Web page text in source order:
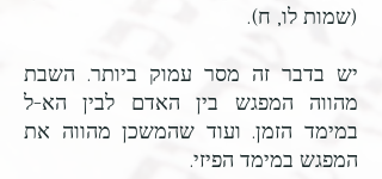
(שמות לו, ח).
יש בדבר זה מסר עמוק ביותר. השבת
מהווה המפגש בין האדם לבין הא-ל
במימד הזמן. ועוד שהמשכן מהווה את
המפגש במימד הפיזי.